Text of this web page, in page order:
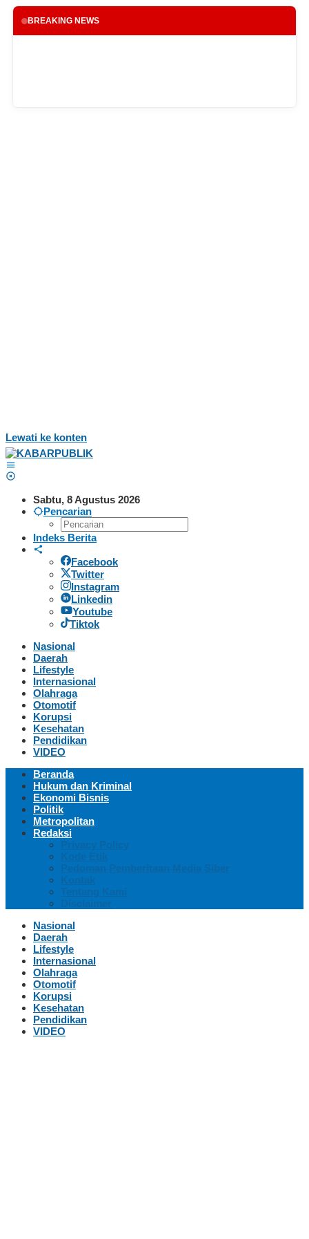
BREAKING NEWS
Lewati ke konten
Sabtu, 8 Agustus 2026
Pencarian
Indeks Berita
Facebook
Twitter
Instagram
Linkedin
Youtube
Tiktok
Nasional
Daerah
Lifestyle
Internasional
Olahraga
Otomotif
Korupsi
Kesehatan
Pendidikan
VIDEO
Beranda
Hukum dan Kriminal
Ekonomi Bisnis
Politik
Metropolitan
Redaksi
Privacy Policy
Kode Etik
Pedoman Pemberitaan Media Siber
Kontak
Tentang Kami
Disclaimer
Nasional
Daerah
Lifestyle
Internasional
Olahraga
Otomotif
Korupsi
Kesehatan
Pendidikan
VIDEO